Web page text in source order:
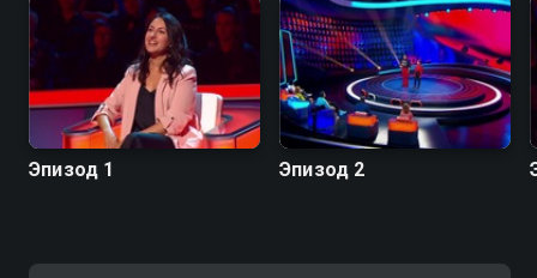
Эпизод 1 Эпизод 2